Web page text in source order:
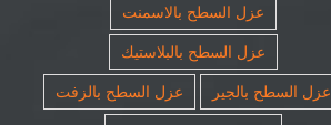
عزل السطح بالاسمنت
عزل السطح بالبلاستيك
عزل السطح بالجير
عزل السطح بالزفت